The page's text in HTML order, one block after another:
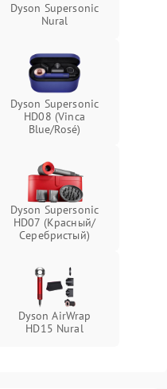
Dyson Supersonic
Nural
Dyson Supersonic
HD08 (Vinca
Blue/Rosé)
Dyson Supersonic
HD07 (Красный/
Серебристый)
Dyson AirWrap
HD15 Nural